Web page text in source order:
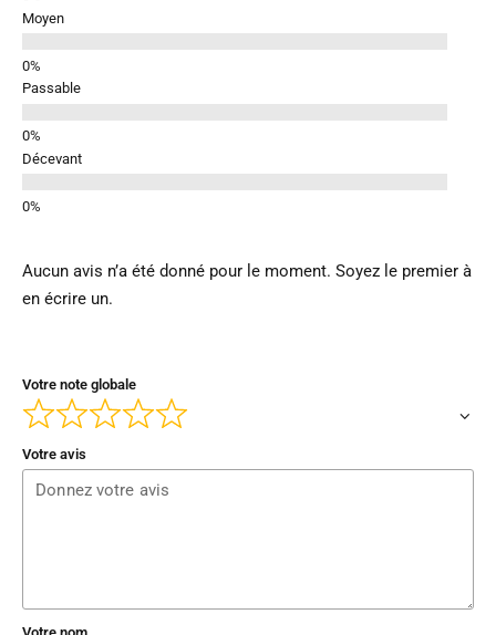
Moyen
Passable
Décevant
Aucun avis n’a été donné pour le moment. Soyez le premier à
en écrire un.
Votre note globale
Votre avis